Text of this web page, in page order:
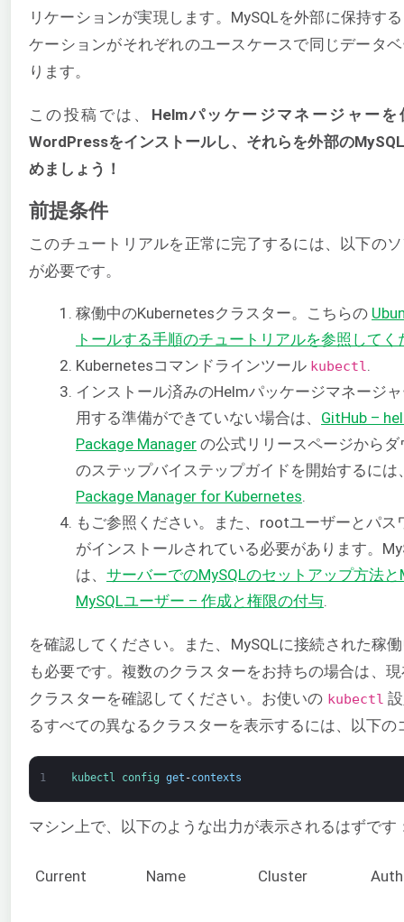
リケーションが実現します。MySQLを外部に保持す
ケーションがそれぞれのユースケースで同じデータ
ります。
この投稿では、 Helmパッケージマネージャー
WordPressをインストールし、それらを外部の
めましょう！
前提条件
このチュートリアルを正常に完了するには、以下の
が必要です。
稼働中のKubernetesクラスター。こちらの
トールする手順のチュートリアルを参照してく
Kubernetesコマンドラインツール kubectl
インストール済みのHelmパッケージマネージ
用する準備ができていない場合は、 GitHub –
Package Manager の公式リリースページから
のステップバイステップガイドを開始するには
Package Manager for Kubernetes
もご参照ください。また、rootユーザーとパス
がインストールされている必要があります。
は、 サーバーでのMySQLのセットアップ方法と
MySQLユーザー – 作成と権限の付与
を確認してください。また、MySQLに接続された稼
も必要です。複数のクラスターをお持ちの場合は、
クラスターを確認してください。お使いの kubectl
るすべての異なるクラスターを表示するには、以下
1 kubectl config get -contexts
マシン上で、以下のような出力が表示されるはずです
Current Name Cluster